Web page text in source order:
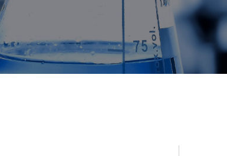
放大化学